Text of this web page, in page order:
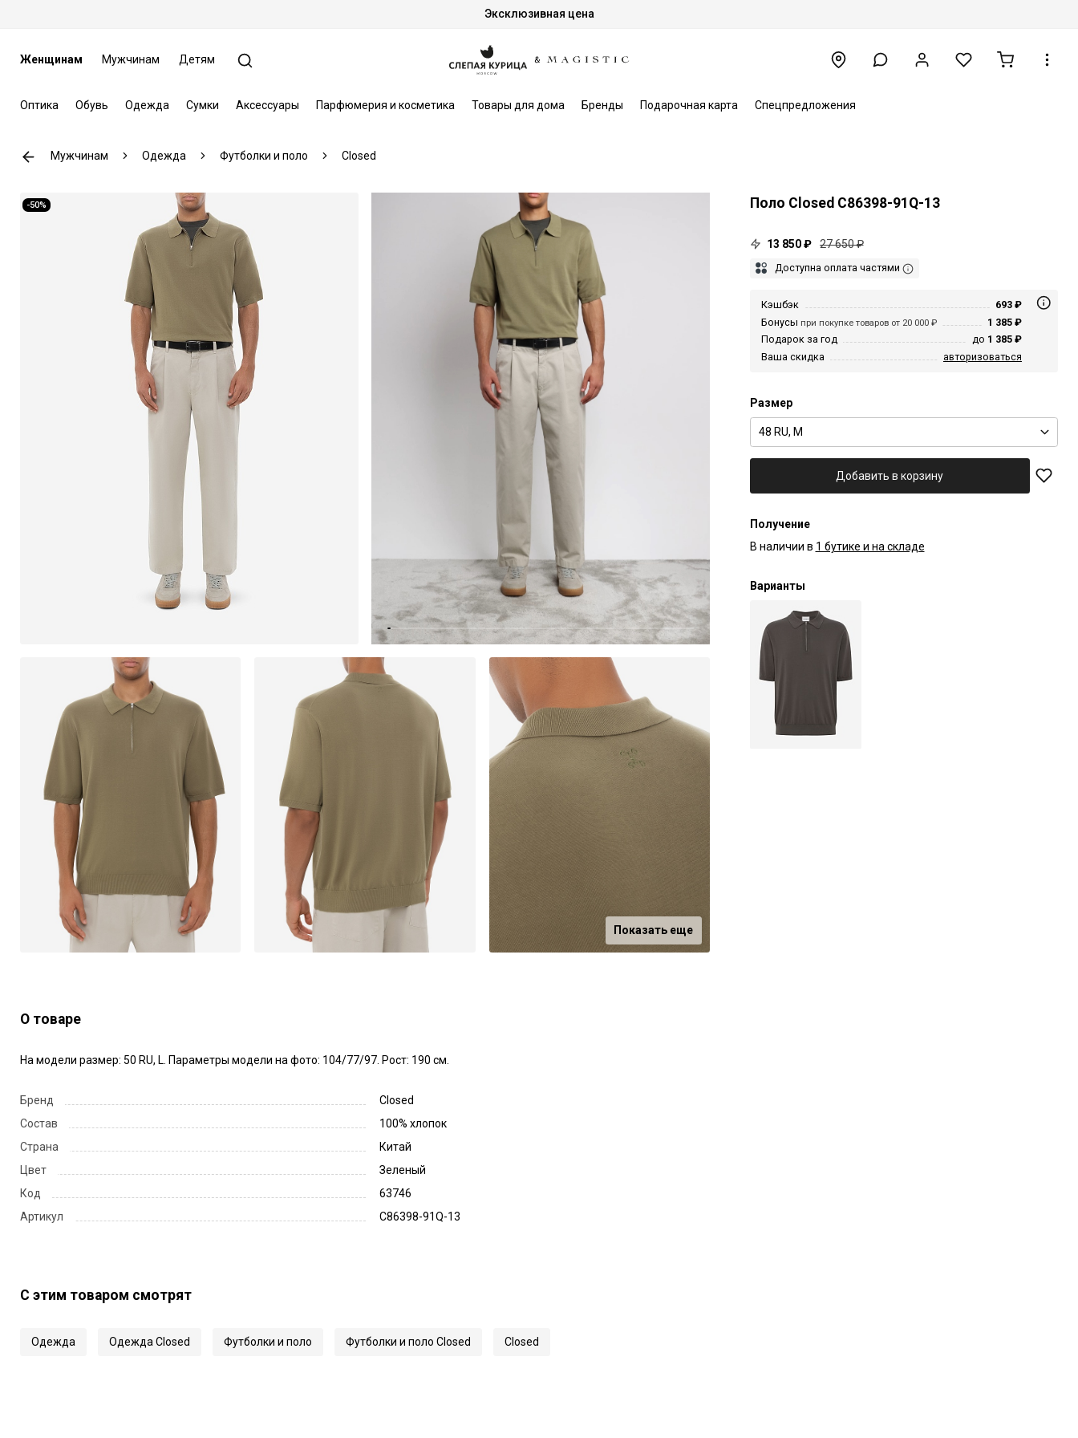
Эксклюзивная цена
Женщинам Мужчинам Детям
Оптика Обувь Одежда Сумки Аксессуары Парфюмерия и косметика Товары для дома Бренды Подарочная карта Спецпредложения
Мужчинам Одежда Футболки и поло Closed
-50%
Показать еще
Поло Closed C86398-91Q-13
13 850 ₽ 27 650 ₽
Доступна оплата частями
Кэшбэк
693 ₽
Бонусы при покупке товаров от 20 000 ₽
1 385 ₽
Подарок за год
до 1 385 ₽
Ваша скидка
авторизоваться
Размер
48 RU, M
Добавить в корзину
Получение
В наличии в 1 бутике и на складе
Варианты
О товаре
На модели размер: 50 RU, L. Параметры модели на фото: 104/77/97. Рост: 190 см.
Бренд
Closed
Состав
100% хлопок
Страна
Китай
Цвет
Зеленый
Код
63746
Артикул
C86398-91Q-13
С этим товаром смотрят
Одежда Одежда Closed Футболки и поло Футболки и поло Closed Closed